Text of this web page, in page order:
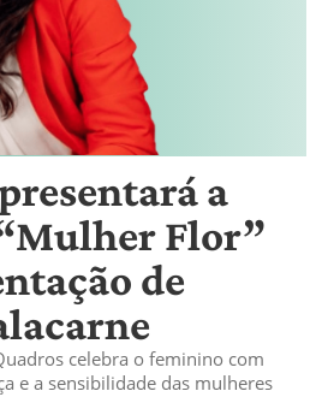
a
Flor”
de
celebra o feminino com
e a sensibilidade das mulheres